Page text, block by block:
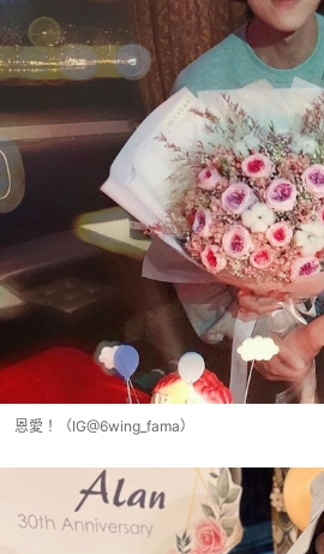
恩愛！（IG@6wing_fama）